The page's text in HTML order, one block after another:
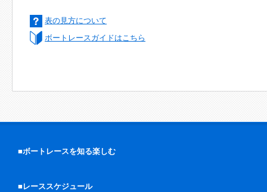
表の見方について
ボートレースガイドはこちら
■ボートレースを知る楽しむ
■レーススケジュール